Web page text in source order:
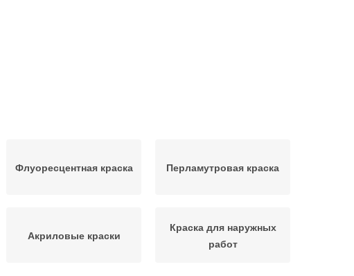
Флуоресцентная краска Перламутровая краска
Акриловые краски
Краска для наружных
работ